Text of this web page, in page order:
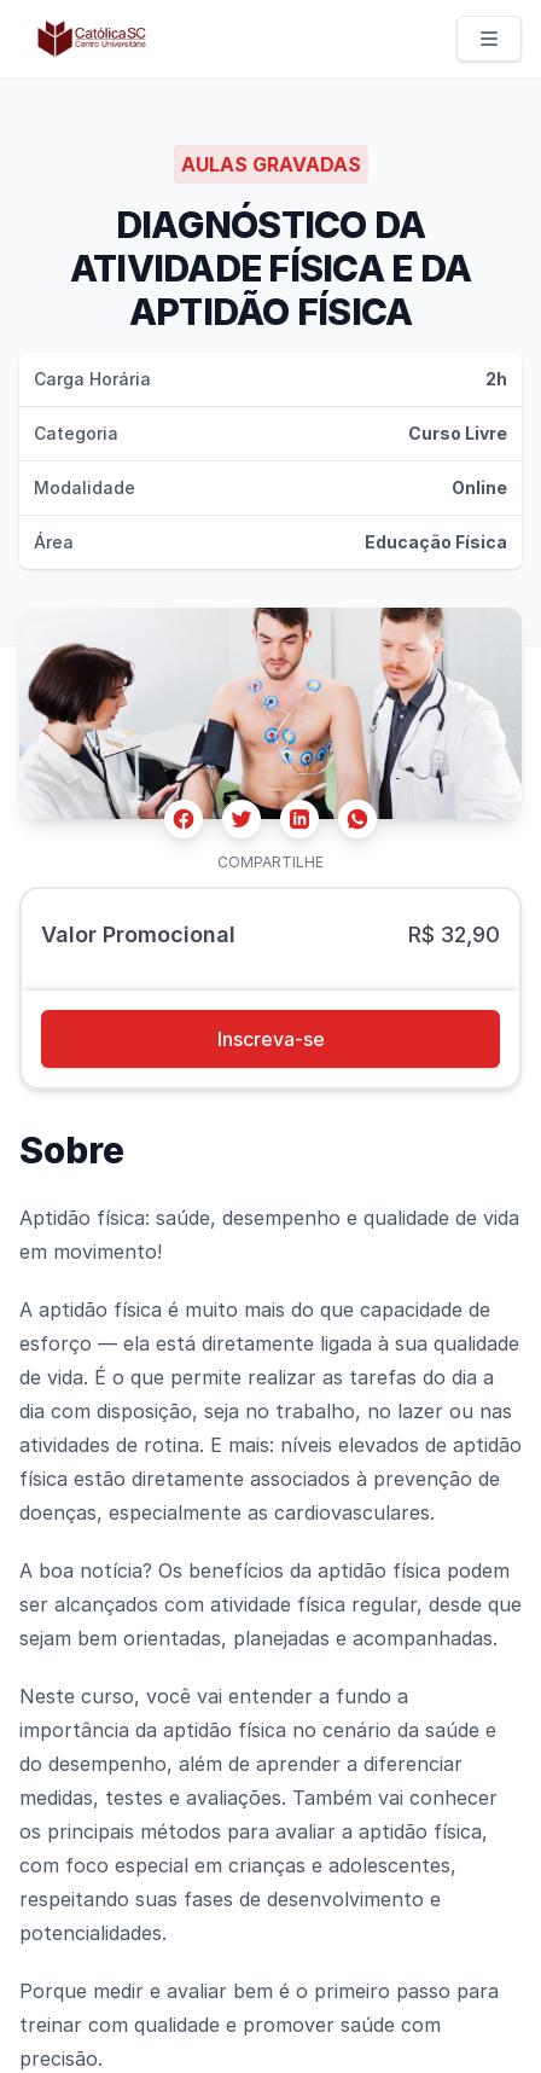
Católica SC | Experts
AULAS GRAVADAS
DIAGNÓSTICO DA
ATIVIDADE FÍSICA E DA
APTIDÃO FÍSICA
Carga Horária 2h
Categoria Curso Livre
Modalidade Online
Área Educação Física
FacebookTwitterLinkedinWhatsapp
COMPARTILHE
Valor Promocional R$ 32,90
Inscreva-se
Sobre
Aptidão física: saúde, desempenho e qualidade de vida
em movimento!
A aptidão física é muito mais do que capacidade de
esforço — ela está diretamente ligada à sua qualidade
de vida. É o que permite realizar as tarefas do dia a
dia com disposição, seja no trabalho, no lazer ou nas
atividades de rotina. E mais: níveis elevados de aptidão
física estão diretamente associados à prevenção de
doenças, especialmente as cardiovasculares.
A boa notícia? Os benefícios da aptidão física podem
ser alcançados com atividade física regular, desde que
sejam bem orientadas, planejadas e acompanhadas.
Neste curso, você vai entender a fundo a
importância da aptidão física no cenário da saúde e
do desempenho, além de aprender a diferenciar
medidas, testes e avaliações. Também vai conhecer
os principais métodos para avaliar a aptidão física,
com foco especial em crianças e adolescentes,
respeitando suas fases de desenvolvimento e
potencialidades.
Porque medir e avaliar bem é o primeiro passo para
treinar com qualidade e promover saúde com
precisão.